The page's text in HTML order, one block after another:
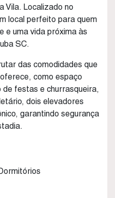
Vila. Localizado no
local perfeito para quem
e uma vida próxima às
SC.
das comodidades que
como espaço
festas e churrasqueira,
dois elevadores
garantindo segurança